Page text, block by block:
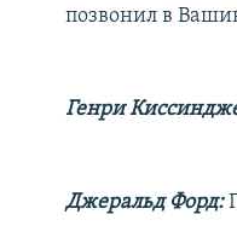
позвонил в
Генри
Джеральд Форд: